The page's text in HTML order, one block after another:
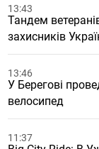
13:43
Тандем
захисників
13:46
У Берегові
велосипед
11:37